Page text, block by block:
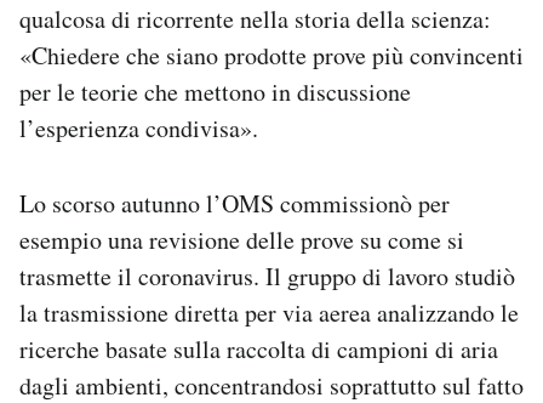
qualcosa di ricorrente nella storia della scienza:
«Chiedere che siano prodotte prove più convincenti
per le teorie che mettono in discussione
l’esperienza condivisa».
Lo scorso autunno l’OMS commissionò per
esempio una revisione delle prove su come si
trasmette il coronavirus. Il gruppo di lavoro studiò
la trasmissione diretta per via aerea analizzando le
ricerche basate sulla raccolta di campioni di aria
dagli ambienti, concentrandosi soprattutto sul fatto